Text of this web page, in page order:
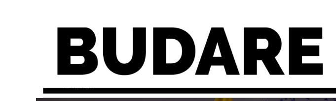
lunes, abril 12, 2021